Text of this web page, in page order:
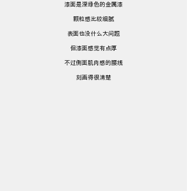
漆面是深绿色的金属漆
颗粒感比较细腻
表面也没什么大问题
但漆面感觉有点厚
不过侧面肌肉感的腰线
刻画得很清楚